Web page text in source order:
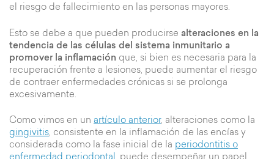
el riesgo de fallecimiento en las personas mayores.
Esto se debe a que pueden producirse alteraciones en la
tendencia de las células del sistema inmunitario a
promover la inflamación que, si bien es necesaria para la
recuperación frente a lesiones, puede aumentar el riesgo
de contraer enfermedades crónicas si se prolonga
excesivamente.
Como vimos en un artículo anterior, alteraciones como la
gingivitis, consistente en la inflamación de las encías y
considerada como la fase inicial de la periodontitis o